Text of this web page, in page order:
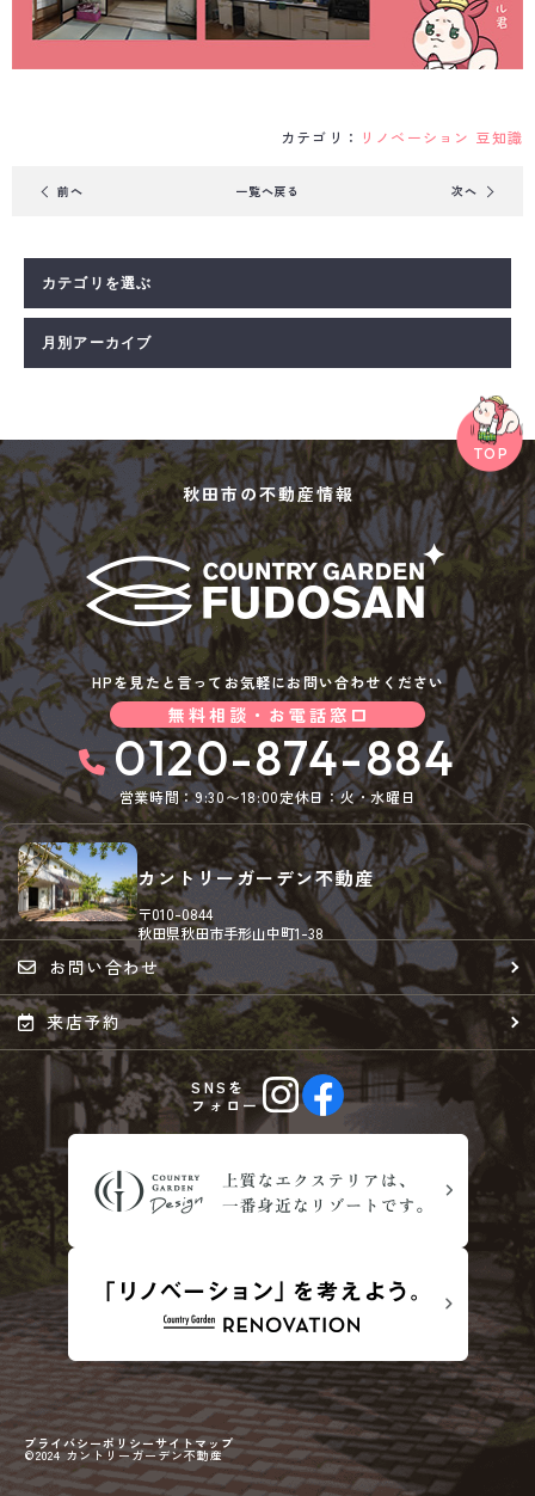
カテゴリ： リノベーション 豆知識
前へ 一覧へ戻る 次へ
秋田市の不動産情報
HPを見たと言ってお気軽にお問い合わせください
無料相談・お電話窓口
0120-874-884
営業時間：9:30〜18:00定休日：火・水曜日
カントリーガーデン不動産
〒010-0844
秋田県秋田市手形山中町1-38
お問い合わせ
来店予約
SNSを
フォロー
プライバシーポリシーサイトマップ
©2024 カントリーガーデン不動産